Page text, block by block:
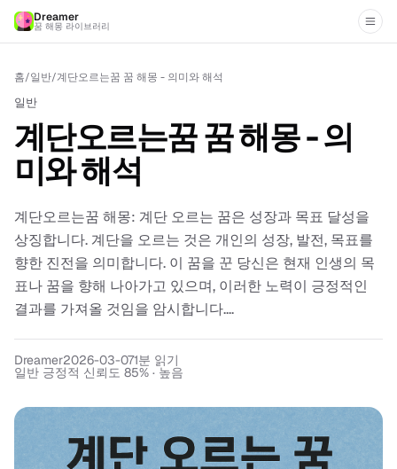
Dreamer
꿈 해몽 라이브러리
홈/일반/계단오르는꿈 꿈 해몽 - 의미와 해석
일반
계단오르는꿈 꿈 해몽 - 의
미와 해석
계단오르는꿈 해몽: 계단 오르는 꿈은 성장과 목표 달성을
상징합니다. 계단을 오르는 것은 개인의 성장, 발전, 목표를
향한 진전을 의미합니다. 이 꿈을 꾼 당신은 현재 인생의 목
표나 꿈을 향해 나아가고 있으며, 이러한 노력이 긍정적인
결과를 가져올 것임을 암시합니다....
Dreamer2026-03-071분 읽기
일반 긍정적 신뢰도 85% · 높음